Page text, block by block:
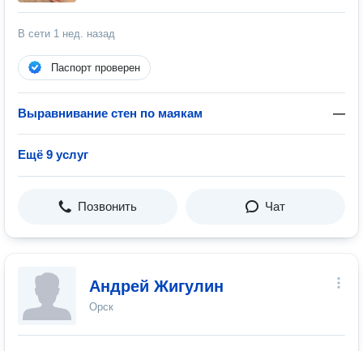
В сети 1 нед. назад
Паспорт проверен
Выравнивание стен по маякам —
Ещё 9 услуг
Позвонить Чат
Андрей Жигулин
Орск